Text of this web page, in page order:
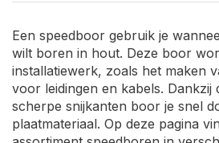
Een speedboor gebruik je
wilt boren in hout. Deze boor
installatiewerk, zoals het maken
voor leidingen en kabels. Dankzij
scherpe snijkanten boor je snel
plaatmateriaal. Op deze pagina